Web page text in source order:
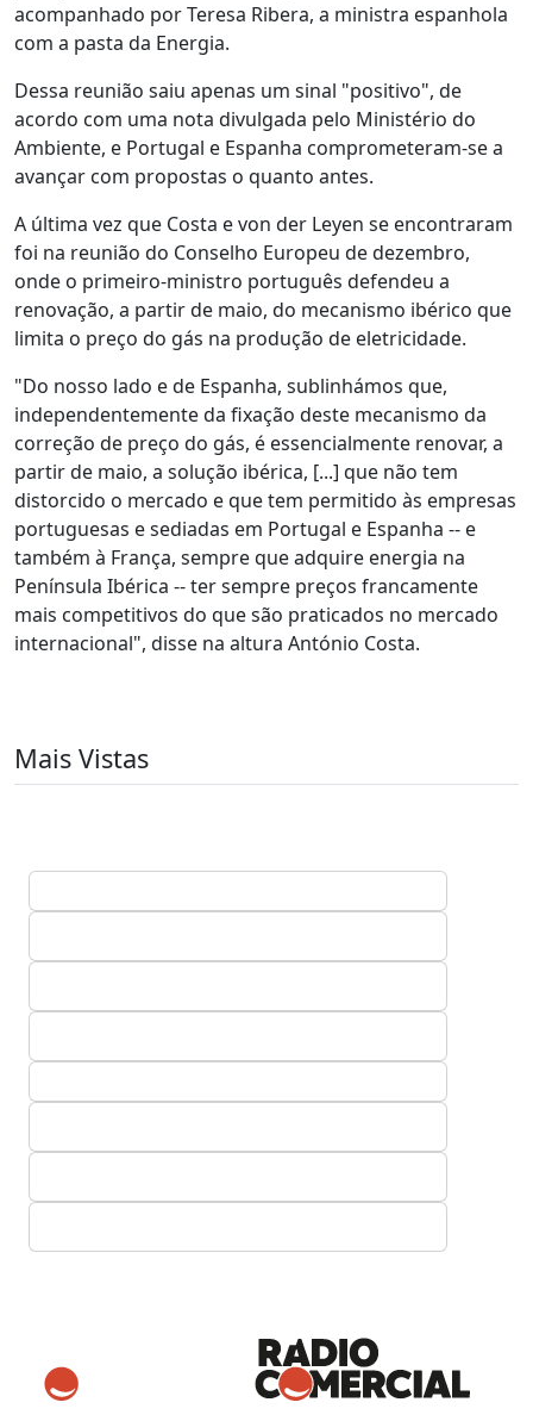
acompanhado por Teresa Ribera, a ministra espanhola
com a pasta da Energia.
Dessa reunião saiu apenas um sinal "positivo", de
acordo com uma nota divulgada pelo Ministério do
Ambiente, e Portugal e Espanha comprometeram-se a
avançar com propostas o quanto antes.
A última vez que Costa e von der Leyen se encontraram
foi na reunião do Conselho Europeu de dezembro,
onde o primeiro-ministro português defendeu a
renovação, a partir de maio, do mecanismo ibérico que
limita o preço do gás na produção de eletricidade.
"Do nosso lado e de Espanha, sublinhámos que,
independentemente da fixação deste mecanismo da
correção de preço do gás, é essencialmente renovar, a
partir de maio, a solução ibérica, [...] que não tem
distorcido o mercado e que tem permitido às empresas
portuguesas e sediadas em Portugal e Espanha -- e
também à França, sempre que adquire energia na
Península Ibérica -- ter sempre preços francamente
mais competitivos do que são praticados no mercado
internacional", disse na altura António Costa.
Mais Vistas